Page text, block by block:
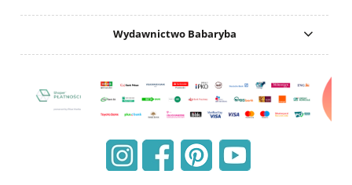
Wydawnictwo Babaryba